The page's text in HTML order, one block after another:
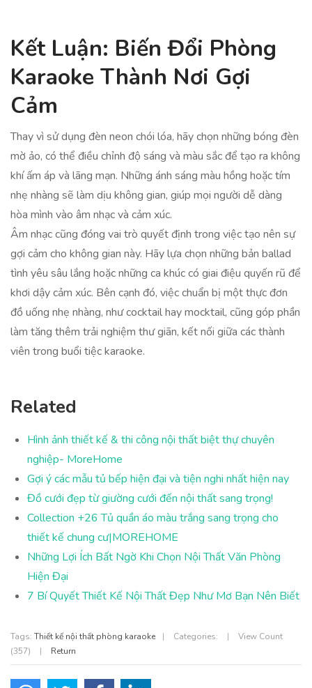
Kết Luận: Biến Đổi Phòng
Karaoke Thành Nơi Gợi
Cảm
Thay vì sử dụng đèn neon chói lóa, hãy chọn những bóng đèn
mờ ảo, có thể điều chỉnh độ sáng và màu sắc để tạo ra không
khí ấm áp và lãng mạn. Những ánh sáng màu hồng hoặc tím
nhẹ nhàng sẽ làm dịu không gian, giúp mọi người dễ dàng
hòa mình vào âm nhạc và cảm xúc.
Âm nhạc cũng đóng vai trò quyết định trong việc tạo nên sự
gợi cảm cho không gian này. Hãy lựa chọn những bản ballad
tình yêu sâu lắng hoặc những ca khúc có giai điệu quyến rũ để
khơi dậy cảm xúc. Bên cạnh đó, việc chuẩn bị một thực đơn
đồ uống nhẹ nhàng, như cocktail hay mocktail, cũng góp phần
làm tăng thêm trải nghiệm thư giãn, kết nối giữa các thành
viên trong buổi tiệc karaoke.
Related
Hình ảnh thiết kế & thi công nội thất biệt thự chuyên
nghiệp- MoreHome
Gợi ý các mẫu tủ bếp hiện đại và tiện nghi nhất hiện nay
Đồ cưới đẹp từ giường cưới đến nội thất sang trọng!
Collection +26 Tủ quần áo màu trắng sang trọng cho
thiết kế chung cư|MOREHOME
Những Lợi Ích Bất Ngờ Khi Chọn Nội Thất Văn Phòng
Hiện Đại
7 Bí Quyết Thiết Kế Nội Thất Đẹp Như Mơ Bạn Nên Biết
Tags: Thiết kế nội thất phòng karaoke | Categories: |
View Count
(357)
| Return